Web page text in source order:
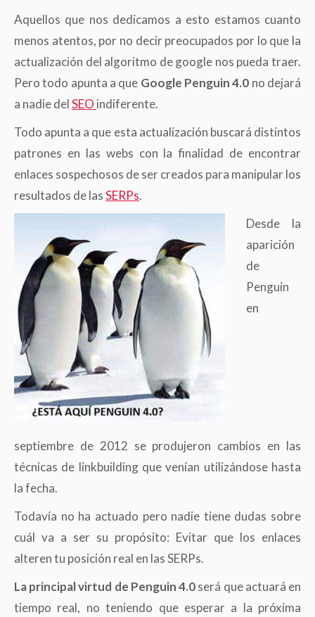
Aquellos que nos dedicamos a esto estamos cuanto
menos atentos, por no decir preocupados por lo que la
actualización del algoritmo de google nos pueda traer.
Pero todo apunta a que Google Penguin 4.0 no dejará
a nadie delSEO indiferente.
Todo apunta a que esta actualización buscará distintos
patrones en las webs con la finalidad de encontrar
enlaces sospechosos de ser creados para manipular los
resultados de lasSERPs.
Desde la
aparición
de
Penguin
en
septiembre de 2012 se produjeron cambios en las
técnicas de linkbuilding que venían utilizándose hasta
la fecha.
Todavía no ha actuado pero nadie tiene dudas sobre
cuál va a ser su propósito: Evitar que los enlaces
alteren tu posición real en las SERPs.
La principal virtud de Penguin 4.0será que actuará en
tiempo real, no teniendo que esperar a la próxima